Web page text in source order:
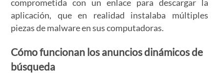
comprometida con un enlace para descargar la
aplicación, que en realidad instalaba múltiples
piezas de malware en sus computadoras.
Cómo funcionan los anuncios dinámicos de
búsqueda